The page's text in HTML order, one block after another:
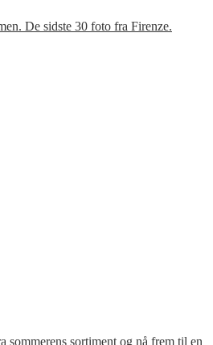
De sidste 30 foto fra Firenze.
sortiment og nå frem til en